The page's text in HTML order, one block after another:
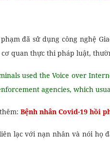
đã sử dụng công nghệ
cơ quan thực thi pháp luật,
used the Voice over
agencies, which
Bệnh nhân Covid-19 hồi
lạc với nạn nhân và nói họ